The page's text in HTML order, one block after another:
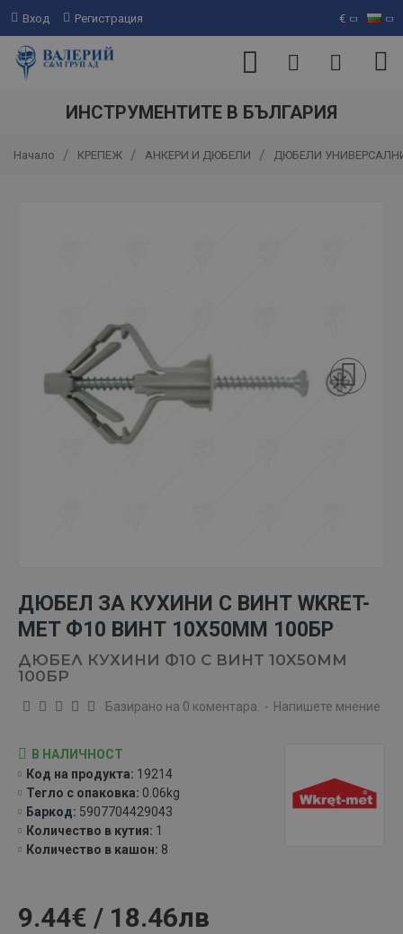
Вход Регистрация €
ИНСТРУМЕНТИТЕ В БЪЛГАРИЯ
Начало КРЕПЕЖ АНКЕРИ И ДЮБЕЛИ ДЮБЕЛИ УНИВЕРСАЛНИ
ДЮБЕЛ ЗА КУХИНИ С ВИНТ WKRET-
MET Ф10 ВИНТ 10X50MM 100БР
ДЮБЕЛ КУХИНИ Ф10 С ВИНТ 10X50MM
100БР
В НАЛИЧНОСТ
Код на продукта: 19214
Тегло с опаковка: 0.06kg
Баркод: 5907704429043
Количество в кашон: 8
Количество в кутия: 1
Базирано на 0 коментара. - Напишете мнение
9.44€ / 18.46лв